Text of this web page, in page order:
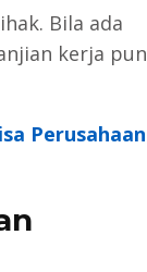
Bila ada
kerja pun
Perusahaan